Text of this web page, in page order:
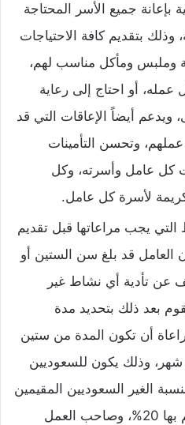
بإعانة جميع الأسر المحتاجة
وذلك بتقديم كافة الاحتياجات
وملبس ومأكل مناسب لهم،
أو احتاج إلى رعاية
ويدعم أيضاً الإعاقات التي قد
عملهم، وتحسن التأمينات
كل عامل وأسرته، وكل
لأسرة كل عامل.
يجب مراعاتها قبل تقديم
العامل قد بلغ سن الستين أو
عن تأدية أي نشاط غير
بعد ذلك بتحديد مدة
أن تكون المدة من ستين
وذلك يكون للسعوديين
الغير السعوديين المقيمين
بها تكون نسبة اشتراكهم بها 20%، وصاحب العمل